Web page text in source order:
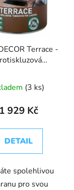
Terrace -
terasy
(3 ks)
1 929 Kč
DETAIL
spolehlivou
pro svou